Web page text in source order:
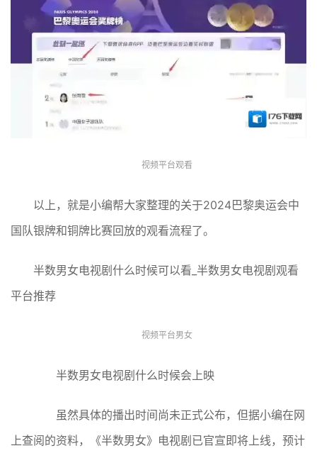
视频平台观看
以上，就是小编帮大家整理的关于2024巴黎奥运会中
国队银牌和铜牌比赛回放的观看流程了。
半数男女电视剧什么时候可以看_半数男女电视剧观看
平台推荐
视频平台男女
半数男女电视剧什么时候会上映
虽然具体的播出时间尚未正式公布，但据小编在网
上查阅的资料，《半数男女》电视剧已官宣即将上线，预计